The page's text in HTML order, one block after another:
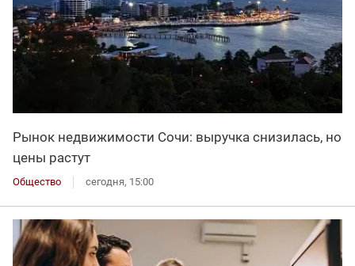
Рынок недвижимости Сочи: выручка снизилась, но
цены растут
Общество сегодня, 15:00